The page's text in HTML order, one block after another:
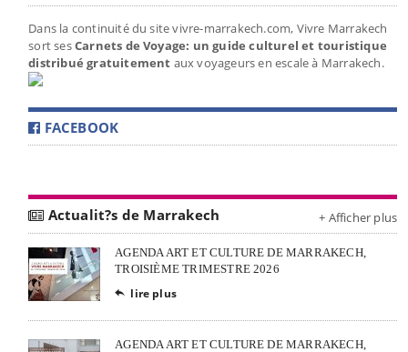
Dans la continuité du site vivre-marrakech.com, Vivre Marrakech
sort sesCarnets de Voyage: un guide culturel et touristique
distribué gratuitement aux voyageurs en escale à Marrakech.
FACEBOOK
Actualit?s de Marrakech + Afficher plus
AGENDA ART ET CULTURE DE MARRAKECH,
TROISIÈME TRIMESTRE 2026
 lire plus
AGENDA ART ET CULTURE DE MARRAKECH,